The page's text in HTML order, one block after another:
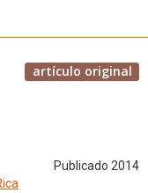
artículo original
Publicado 2014